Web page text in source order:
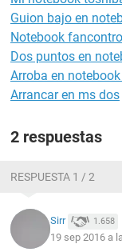
Guion bajo en
Notebook
Dos puntos en
Arroba en
Arrancar en ms dos
2 respuestas
RESPUESTA 1 / 2
Sirr 1.658
19 sep 2016 a